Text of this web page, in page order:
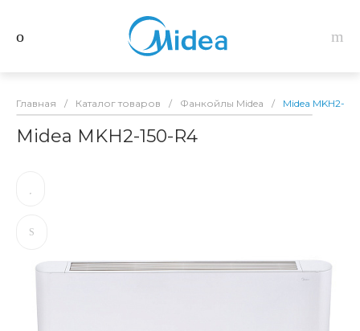
Главная / Каталог товаров / Фанкойлы Midea / Midea MKH2-
Midea MKH2-150-R4